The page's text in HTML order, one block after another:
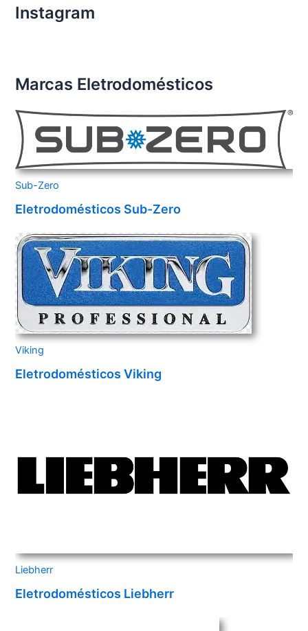
Imports
Rio
Instagram
Marcas Eletrodomésticos
Sub-Zero
Eletrodomésticos Sub-Zero
Viking
Eletrodomésticos Viking
Liebherr
Eletrodomésticos Liebherr